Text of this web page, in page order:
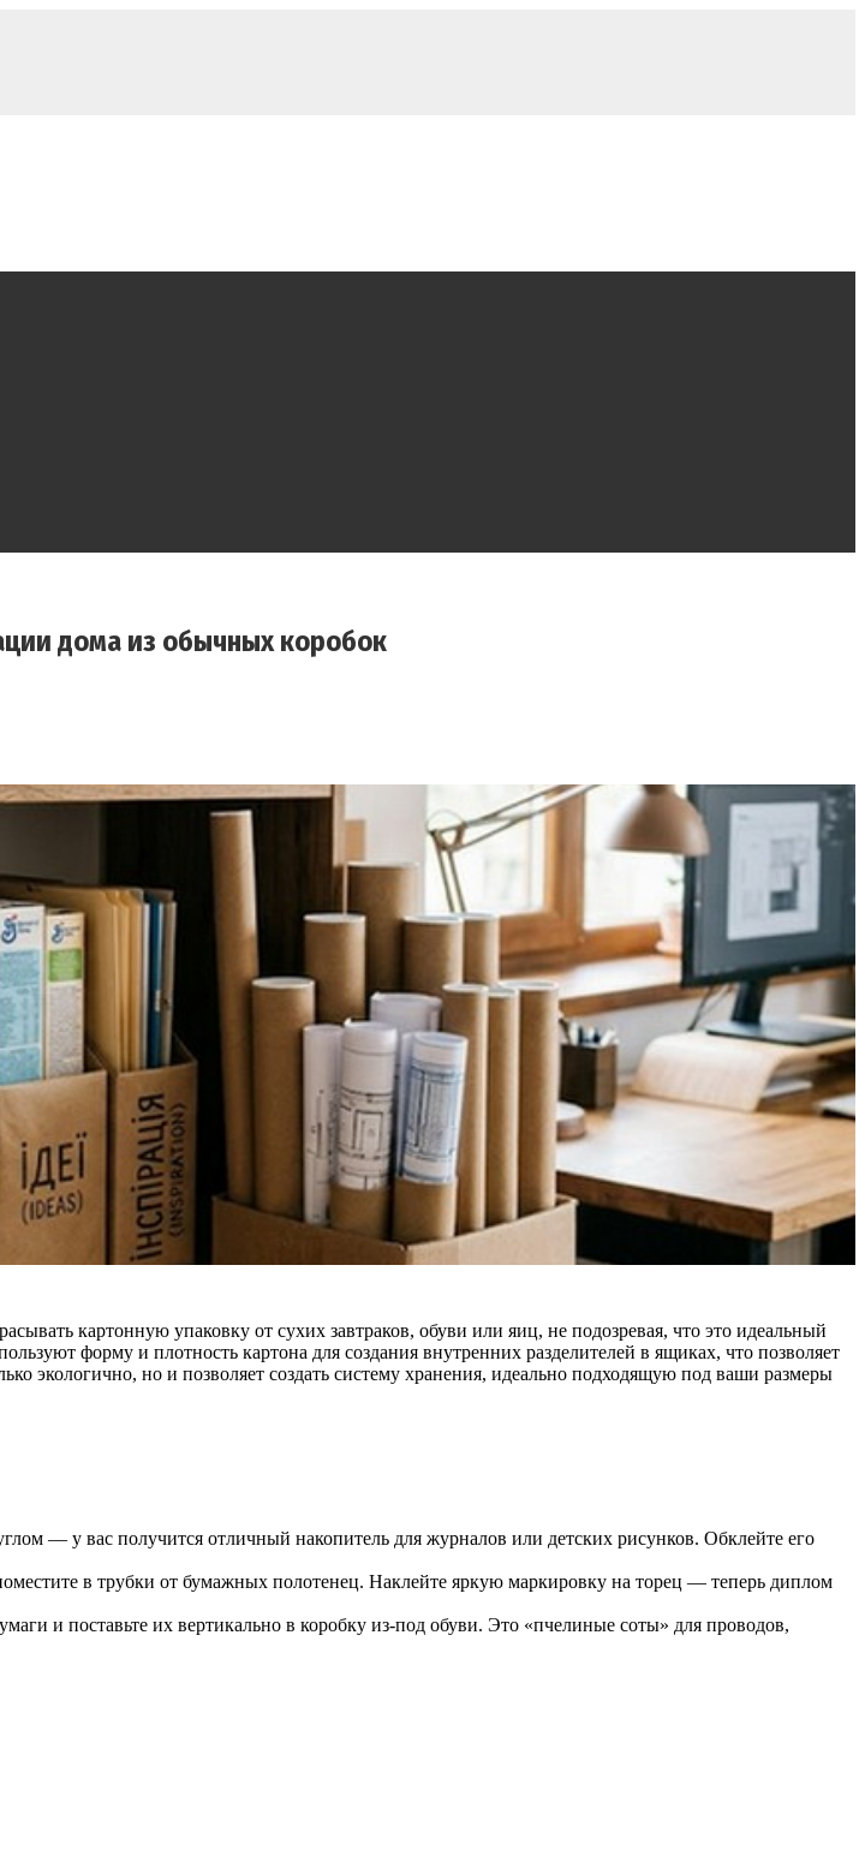
дома из обычных коробок
картонную упаковку от сухих завтраков, обуви или яиц, не подозревая, что это идеальный
форму и плотность картона для создания внутренних разделителей в ящиках, что позволяет
экологично, но и позволяет создать систему хранения, идеально подходящую под ваши размеры
— у вас получится отличный накопитель для журналов или детских рисунков. Обклейте его
в трубки от бумажных полотенец. Наклейте яркую маркировку на торец — теперь диплом
и поставьте их вертикально в коробку из-под обуви. Это «пчелиные соты» для проводов,